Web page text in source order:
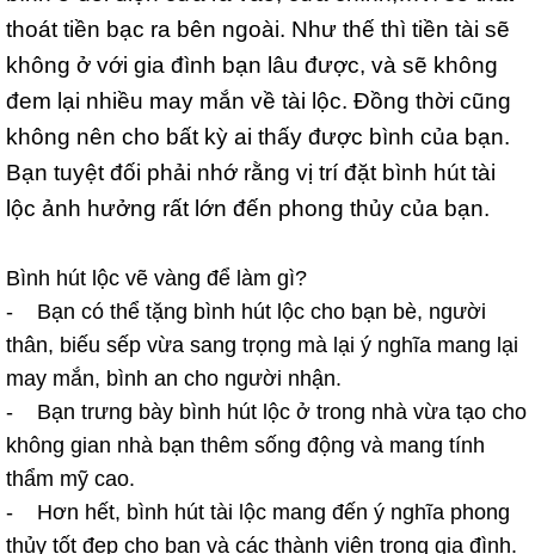
thoát tiền bạc ra bên ngoài. Như thế thì tiền tài sẽ
không ở với gia đình bạn lâu được, và sẽ không
đem lại nhiều may mắn về tài lộc. Đồng thời cũng
không nên cho bất kỳ ai thấy được bình của bạn.
Bạn tuyệt đối phải nhớ rằng vị trí đặt bình hút tài
lộc ảnh hưởng rất lớn đến phong thủy của bạn.
Bình hút lộc vẽ vàng để làm gì?
- Bạn có thể tặng bình hút lộc cho bạn bè, người
thân, biếu sếp vừa sang trọng mà lại ý nghĩa mang lại
may mắn, bình an cho người nhận.
- Bạn trưng bày bình hút lộc ở trong nhà vừa tạo cho
không gian nhà bạn thêm sống động và mang tính
thẩm mỹ cao.
- Hơn hết, bình hút tài lộc mang đến ý nghĩa phong
thủy tốt đẹp cho bạn và các thành viên trong gia đình.